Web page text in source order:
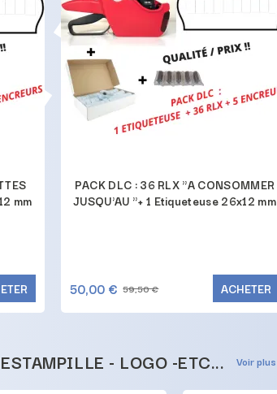
mm
PACK DLC : 36 RLX "A CONSOMMER
JUSQU'AU "+ 1 Etiqueteuse 26x12 mm
50,00 € 59,50 € ACHETER
- LOGO -ETC... Voir plus